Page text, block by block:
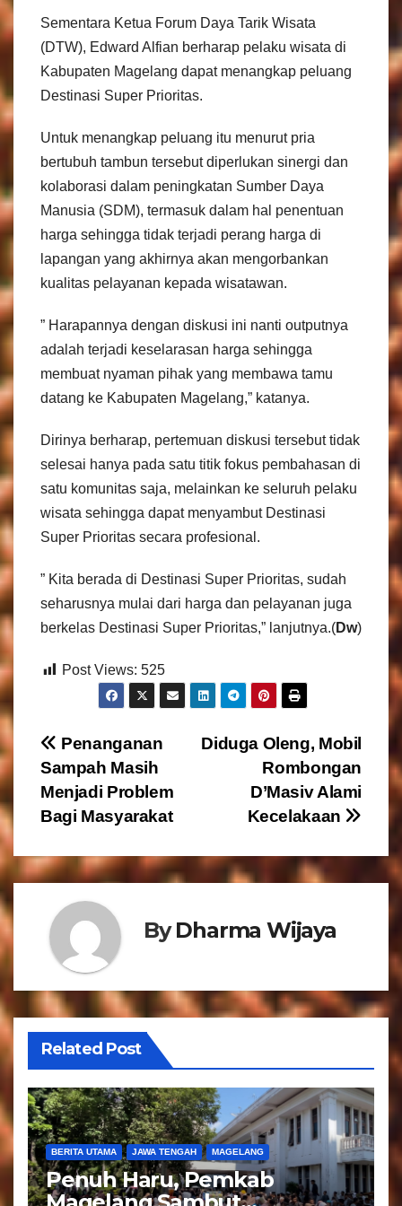
Sementara Ketua Forum Daya Tarik Wisata
(DTW), Edward Alfian berharap pelaku wisata di
Kabupaten Magelang dapat menangkap peluang
Destinasi Super Prioritas.
Untuk menangkap peluang itu menurut pria
bertubuh tambun tersebut diperlukan sinergi dan
kolaborasi dalam peningkatan Sumber Daya
Manusia (SDM), termasuk dalam hal penentuan
harga sehingga tidak terjadi perang harga di
lapangan yang akhirnya akan mengorbankan
kualitas pelayanan kepada wisatawan.
” Harapannya dengan diskusi ini nanti outputnya
adalah terjadi keselarasan harga sehingga
membuat nyaman pihak yang membawa tamu
datang ke Kabupaten Magelang,” katanya.
Dirinya berharap, pertemuan diskusi tersebut tidak
selesai hanya pada satu titik fokus pembahasan di
satu komunitas saja, melainkan ke seluruh pelaku
wisata sehingga dapat menyambut Destinasi
Super Prioritas secara profesional.
” Kita berada di Destinasi Super Prioritas, sudah
seharusnya mulai dari harga dan pelayanan juga
berkelas Destinasi Super Prioritas,” lanjutnya.(Dw)
Post Views: 525
N
a
v
i
a
i
p
o
s
Diduga Oleng, Mobil
Rombongan
D’Masiv Alami
Kecelakaan
Penanganan
Sampah Masih
Menjadi Problem
Bagi Masyarakat
ByDharma Wijaya
Related Post
BERITA UTAMA JAWA TENGAH MAGELANG
Penuh Haru, Pemkab